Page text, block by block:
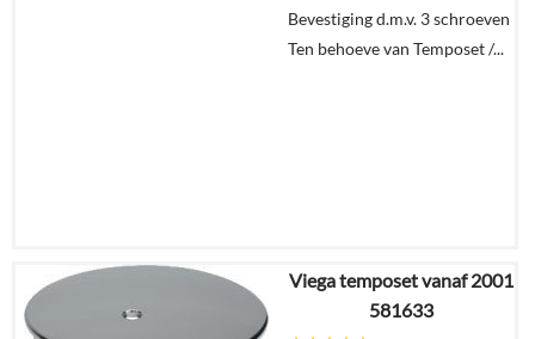
Bevestiging d.m.v. 3 schroeven
Ten behoeve van Temposet /...
€54,75
Viega temposet vanaf 2001
581633